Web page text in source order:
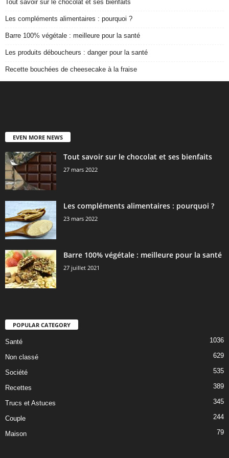
Tout savoir sur le chocolat et ses bienfaits
Les compléments alimentaires : pourquoi ?
Barre 100% végétale : meilleure pour la santé
Les produits déboucheurs : danger pour la santé
Recette bouchées de cheesecake à la fraise
EVEN MORE NEWS
Tout savoir sur le chocolat et ses bienfaits
27 mars 2022
Les compléments alimentaires : pourquoi ?
23 mars 2022
Barre 100% végétale : meilleure pour la santé
27 juillet 2021
POPULAR CATEGORY
Santé 1036
Non classé 629
Société 535
Recettes 389
Trucs et Astuces 345
Couple 244
Maison 79